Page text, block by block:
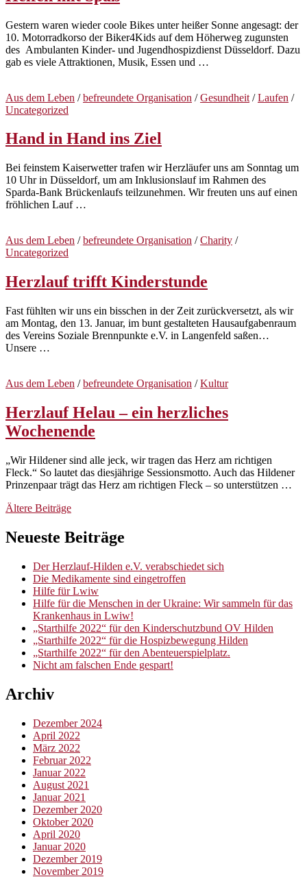
Gestern waren wieder coole Bikes unter heißer Sonne angesagt: der
10. Motorradkorso der Biker4Kids auf dem Höherweg zugunsten
des Ambulanten Kinder- und Jugendhospizdienst Düsseldorf. Dazu
gab es viele Attraktionen, Musik, Essen und …
Aus dem Leben /befreundete Organisation /Gesundheit /Laufen /
Uncategorized
Hand in Hand ins Ziel
Bei feinstem Kaiserwetter trafen wir Herzläufer uns am Sonntag um
10 Uhr in Düsseldorf, um am Inklusionslauf im Rahmen des
Sparda-Bank Brückenlaufs teilzunehmen. Wir freuten uns auf einen
fröhlichen Lauf …
Aus dem Leben /befreundete Organisation /Charity /
Uncategorized
Herzlauf trifft Kinderstunde
Fast fühlten wir uns ein bisschen in der Zeit zurückversetzt, als wir
am Montag, den 13. Januar, im bunt gestalteten Hausaufgabenraum
des Vereins Soziale Brennpunkte e.V. in Langenfeld saßen…
Unsere …
Aus dem Leben /befreundete Organisation /Kultur
Herzlauf Helau – ein herzliches
Wochenende
„Wir Hildener sind alle jeck, wir tragen das Herz am richtigen
Fleck.“ So lautet das diesjährige Sessionsmotto. Auch das Hildener
Prinzenpaar trägt das Herz am richtigen Fleck – so unterstützen …
Beitragsnavigation
Ältere Beiträge
Neueste Beiträge
Der Herzlauf-Hilden e.V. verabschiedet sich
Die Medikamente sind eingetroffen
Hilfe für Lwiw
Hilfe für die Menschen in der Ukraine: Wir sammeln für das
Krankenhaus in Lwiw!
„Starthilfe 2022“ für den Kinderschutzbund OV Hilden
„Starthilfe 2022“ für die Hospizbewegung Hilden
„Starthilfe 2022“ für den Abenteuerspielplatz.
Nicht am falschen Ende gespart!
Archiv
Dezember 2024
April 2022
März 2022
Februar 2022
Januar 2022
August 2021
Januar 2021
Dezember 2020
Oktober 2020
April 2020
Januar 2020
Dezember 2019
November 2019